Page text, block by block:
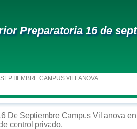
Preparatoria 16 de
CAMPUS VILLANOVA
De Septiembre Campus Villanova en
control privado.